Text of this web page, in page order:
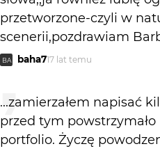
przetworzone-czyli w
scenerii,pozdrawiam
BA baha717 lat temu
...zamierzałem napisać
przed tym powstrzymało
portfolio. Życzę